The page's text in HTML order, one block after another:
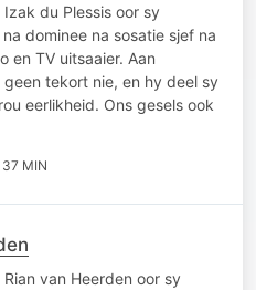
du Plessis oor sy
dominee na sosatie sjef na
en TV uitsaaier. Aan
tekort nie, en hy deel sy
eerlikheid. Ons gesels ook
37 MIN
van Heerden oor sy